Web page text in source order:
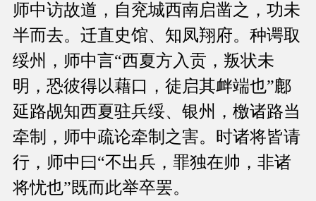
师中访故道，自兖城西南启凿之，功未
半而去。迁直史馆、知凤翔府。种谔取
绥州，师中言“西夏方入贡，叛状未
明，恐彼得以藉口，徒启其衅端也”鄜
延路觇知西夏驻兵绥、银州，檄诸路当
牵制，师中疏论牵制之害。时诸将皆请
行，师中曰“不出兵，罪独在帅，非诸
将忧也”既而此举卒罢。